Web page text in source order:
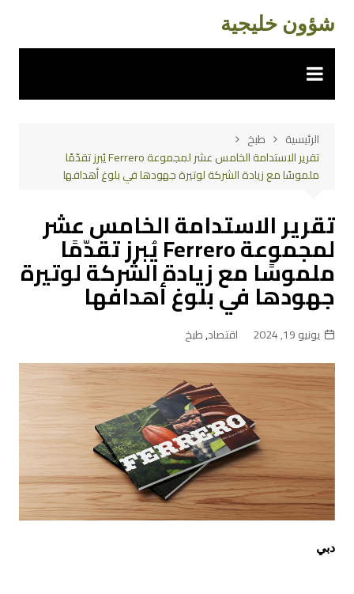
المحتوى
شؤون خليجية
الرئيسية
طبخ
تقرير الاستدامة الخامس عشر لمجموعة Ferrero يُبرز تقدّمًا
ملموسًا مع زيادة الشركة لوتيرة جهودها في بلوغ أهدافها
تقرير الاستدامة الخامس عشر
لمجموعة Ferrero يُبرز تقدّمًا
ملموسًا مع زيادة الشركة لوتيرة
جهودها في بلوغ أهدافها
يونيو 19, 2024 اقتصاد,طبخ
دبي